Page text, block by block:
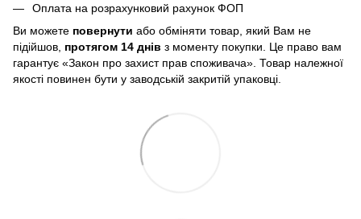
Оплата на розрахунковий рахунок ФОП
Ви можете повернути або обміняти товар, який Вам не
підійшов, протягом 14 днів з моменту покупки. Це право вам
гарантує «Закон про захист прав споживача». Товар належної
якості повинен бути у заводській закритій упаковці.